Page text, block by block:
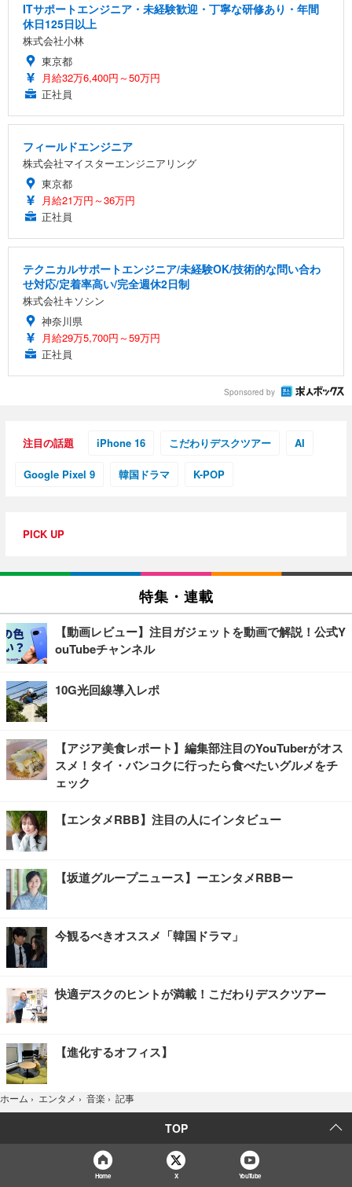
ITサポートエンジニア・未経験歓迎・丁寧な研修あり・年間
休日125日以上
株式会社小林
東京都
月給32万6,400円～50万円
正社員
フィールドエンジニア
株式会社マイスターエンジニアリング
東京都
月給21万円～36万円
正社員
テクニカルサポートエンジニア/未経験OK/技術的な問い合わ
せ対応/定着率高い/完全週休2日制
株式会社キソシン
神奈川県
月給29万5,700円～59万円
正社員
Sponsored by
注目の話題 iPhone 16 こだわりデスクツアー AI
Google Pixel 9 韓国ドラマ K-POP
PICK UP
特集・連載
【動画レビュー】注目ガジェットを動画で解説！公式Y
ouTubeチャンネル
10G光回線導入レポ
【アジア美食レポート】編集部注目のYouTuberがオス
スメ！タイ・バンコクに行ったら食べたいグルメをチ
ェック
【エンタメRBB】注目の人にインタビュー
【坂道グループニュース】ーエンタメRBBー
今観るべきオススメ「韓国ドラマ」
快適デスクのヒントが満載！こだわりデスクツアー
【進化するオフィス】
ホーム › エンタメ › 音楽 › 記事
TOP
Home X YouTube